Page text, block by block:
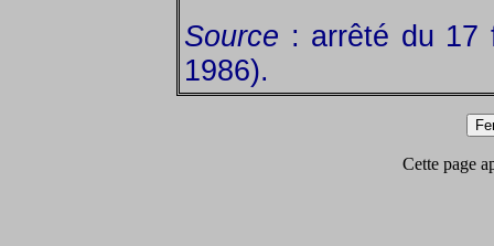
Source : arrêté du 17
1986).
Cette page